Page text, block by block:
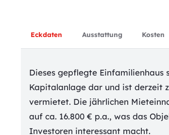
Eckdaten Ausstattung Kosten
Dieses gepflegte
Kapitalanlage dar und ist derzeit
vermietet. Die jährlichen
auf ca. 16.800 € p.a., was das
Investoren interessant macht.